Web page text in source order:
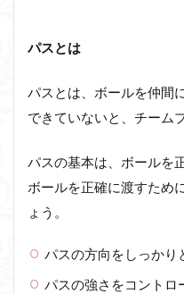
パスとは
パスとは、ボールを仲間
できていないと、チーム
パスの基本は、ボールを
ボールを正確に渡すため
ょう。
パスの方向をしっかり
パスの強さをコントロ